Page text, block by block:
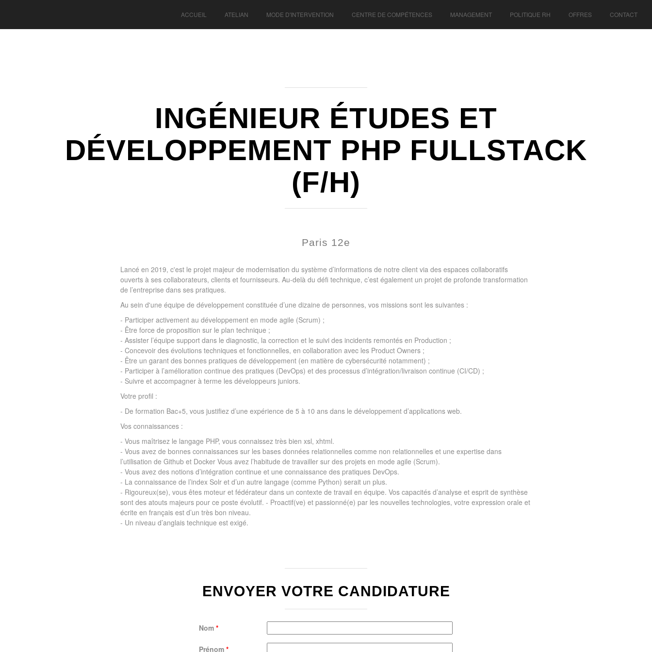
ACCUEIL ATELIAN MODE D'INTERVENTION CENTRE DE COMPÉTENCES MANAGEMENT POLITIQUE RH OFFRES CONTACT
INGÉNIEUR ÉTUDES ET
DÉVELOPPEMENT PHP FULLSTACK
(F/H)
Paris 12e
Lancé en 2019, c'est le projet majeur de modernisation du système d’informations de notre client via des espaces collaboratifs
ouverts à ses collaborateurs, clients et fournisseurs. Au-delà du défi technique, c’est également un projet de profonde transformation
de l’entreprise dans ses pratiques.
Au sein d'une équipe de développement constituée d’une dizaine de personnes, vos missions sont les suivantes :
- Participer activement au développement en mode agile (Scrum) ;
- Être force de proposition sur le plan technique ;
- Assister l’équipe support dans le diagnostic, la correction et le suivi des incidents remontés en Production ;
- Concevoir des évolutions techniques et fonctionnelles, en collaboration avec les Product Owners ;
- Être un garant des bonnes pratiques de développement (en matière de cybersécurité notamment) ;
- Participer à l’amélioration continue des pratiques (DevOps) et des processus d’intégration/livraison continue (CI/CD) ;
- Suivre et accompagner à terme les développeurs juniors.
Votre profil :
- De formation Bac+5, vous justifiez d’une expérience de 5 à 10 ans dans le développement d’applications web.
Vos connaissances :
- Vous maîtrisez le langage PHP, vous connaissez très bien xsl, xhtml.
- Vous avez de bonnes connaissances sur les bases données relationnelles comme non relationnelles et une expertise dans
l’utilisation de Github et Docker Vous avez l’habitude de travailler sur des projets en mode agile (Scrum).
- Vous avez des notions d’intégration continue et une connaissance des pratiques DevOps.
- La connaissance de l’index Solr et d’un autre langage (comme Python) serait un plus.
- Rigoureux(se), vous êtes moteur et fédérateur dans un contexte de travail en équipe. Vos capacités d’analyse et esprit de synthèse
sont des atouts majeurs pour ce poste évolutif. - Proactif(ve) et passionné(e) par les nouvelles technologies, votre expression orale et
écrite en français est d’un très bon niveau.
- Un niveau d’anglais technique est exigé.
ENVOYER VOTRE CANDIDATURE
Nom *
Prénom *